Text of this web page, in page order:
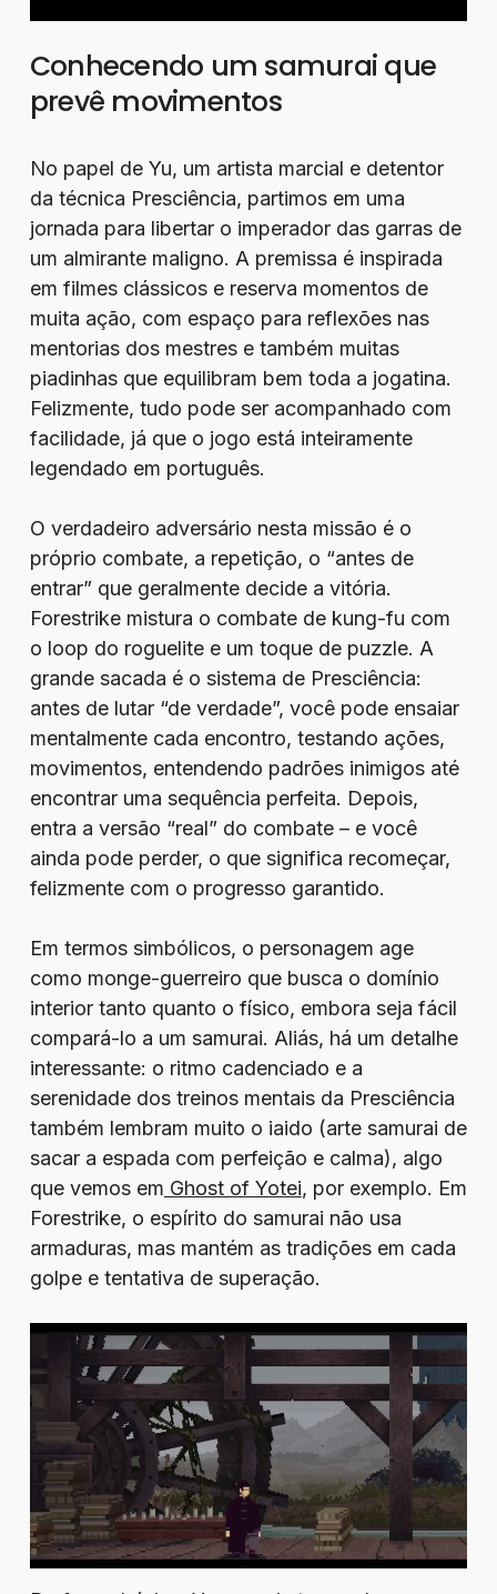
Conhecendo um samurai que
prevê movimentos
No papel de Yu, um artista marcial e detentor
da técnica Presciência, partimos em uma
jornada para libertar o imperador das garras de
um almirante maligno. A premissa é inspirada
em filmes clássicos e reserva momentos de
muita ação, com espaço para reflexões nas
mentorias dos mestres e também muitas
piadinhas que equilibram bem toda a jogatina.
Felizmente, tudo pode ser acompanhado com
facilidade, já que o jogo está inteiramente
legendado em português.
O verdadeiro adversário nesta missão é o
próprio combate, a repetição, o “antes de
entrar” que geralmente decide a vitória.
Forestrike mistura o combate de kung-fu com
o loop do roguelite e um toque de puzzle. A
grande sacada é o sistema de Presciência:
antes de lutar “de verdade”, você pode ensaiar
mentalmente cada encontro, testando ações,
movimentos, entendendo padrões inimigos até
encontrar uma sequência perfeita. Depois,
entra a versão “real” do combate – e você
ainda pode perder, o que significa recomeçar,
felizmente com o progresso garantido.
Em termos simbólicos, o personagem age
como monge-guerreiro que busca o domínio
interior tanto quanto o físico, embora seja fácil
compará-lo a um samurai. Aliás, há um detalhe
interessante: o ritmo cadenciado e a
serenidade dos treinos mentais da Presciência
também lembram muito o iaido (arte samurai de
sacar a espada com perfeição e calma), algo
que vemos em Ghost of Yotei, por exemplo. Em
Forestrike, o espírito do samurai não usa
armaduras, mas mantém as tradições em cada
golpe e tentativa de superação.